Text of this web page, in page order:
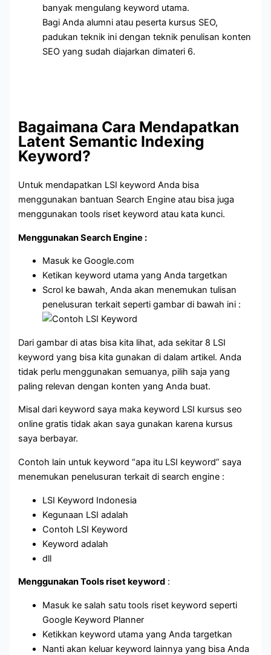
banyak mengulang keyword utama.
Bagi Anda alumni atau peserta kursus SEO,
padukan teknik ini dengan teknik penulisan konten
SEO yang sudah diajarkan dimateri 6.
Bagaimana Cara Mendapatkan
Latent Semantic Indexing
Keyword?
Untuk mendapatkan LSI keyword Anda bisa
menggunakan bantuan Search Engine atau bisa juga
menggunakan tools riset keyword atau kata kunci.
Menggunakan Search Engine :
Masuk ke Google.com
Ketikan keyword utama yang Anda targetkan
Scrol ke bawah, Anda akan menemukan tulisan
penelusuran terkait seperti gambar di bawah ini :
Dari gambar di atas bisa kita lihat, ada sekitar 8 LSI
keyword yang bisa kita gunakan di dalam artikel. Anda
tidak perlu menggunakan semuanya, pilih saja yang
paling relevan dengan konten yang Anda buat.
Misal dari keyword saya maka keyword LSI kursus seo
online gratis tidak akan saya gunakan karena kursus
saya berbayar.
Contoh lain untuk keyword “apa itu LSI keyword” saya
menemukan penelusuran terkait di search engine :
LSI Keyword Indonesia
Kegunaan LSI adalah
Contoh LSI Keyword
Keyword adalah
dll
Menggunakan Tools riset keyword :
Masuk ke salah satu tools riset keyword seperti
Google Keyword Planner
Ketikkan keyword utama yang Anda targetkan
Nanti akan keluar keyword lainnya yang bisa Anda